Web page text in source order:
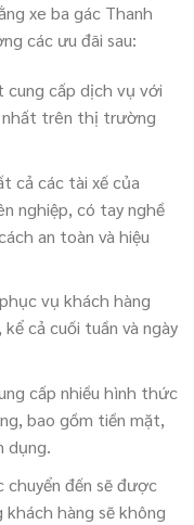
xe ba gác Thanh
các ưu đãi sau:
cung cấp dịch vụ với
nhất trên thị trường
cả các tài xế của
nghiệp, có tay nghề
an toàn và hiệu
vụ khách hàng
cả cuối tuần và ngày
cấp nhiều hình thức
bao gồm tiền mặt,
dụng.
đến sẽ được
khách hàng sẽ không